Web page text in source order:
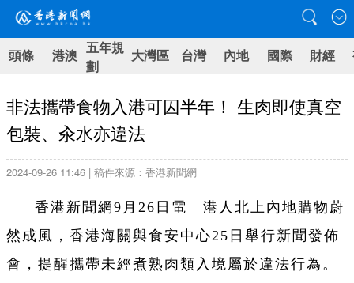
頭條 港澳 五年規
劃
大灣區 台灣 內地 國際 財經
非法攜帶食物入港可囚半年！ 生肉即使真空
包裝、汆水亦違法
2024-09-26 11:46 | 稿件來源：香港新聞網
香港新聞網9月26日電 港人北上內地購物蔚
然成風，香港海關與食安中心25日舉行新聞發佈
會，提醒攜帶未經煮熟肉類入境屬於違法行為。